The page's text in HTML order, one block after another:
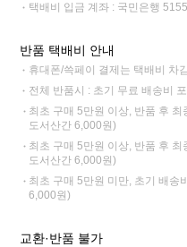
택배비 입금 계좌 : 국민은행
반품 택배비 안내
휴대폰/쓱페이 결제는 택배비 차
전체 반품시 : 초기 무료 배송비
최초 구매 5만원 이상, 반품 후
도서산간 6,000원)
최초 구매 5만원 이상, 반품 후
도서산간 6,000원)
최초 구매 5만원 미만, 초기 배송
6,000원)
교환·반품 불가